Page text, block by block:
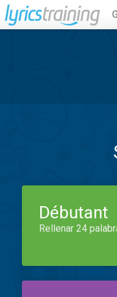
Débutant
Rellenar 24